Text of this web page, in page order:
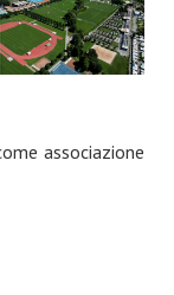
associazione